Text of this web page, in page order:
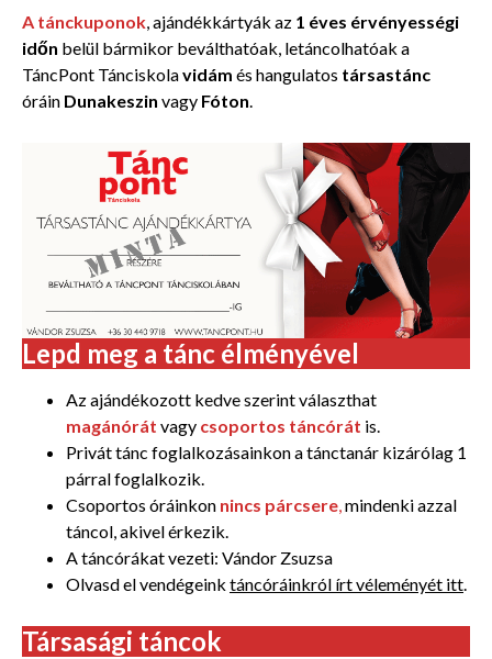
A tánckuponok , ajándékkártyák az 1 éves érvényességi
időn belül bármikor beválthatóak, letáncolhatóak a
TáncPont Tánciskolavidám és hangulatos társastánc
óráin Dunakeszin vagy Fóton
Lepd meg a tánc élményével
Az ajándékozott kedve szerint választhat
magánórát vagy csoportos táncórát is.
Privát tánc foglalkozásainkon a tánctanár kizárólag 1
párral foglalkozik.
Csoportos óráinkon nincs párcsere,mindenki azzal
táncol, akivel érkezik.
A táncórákat vezeti: Vándor Zsuzsa
Olvasd el vendégeink táncóráinkról írt véleményét itt.
Társasági táncok